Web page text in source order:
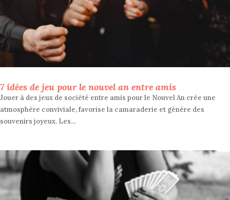
7 idées de jeu pour le nouvel an entre amis
Jouer à des jeux de société entre amis pour le Nouvel An crée une
atmosphère conviviale, favorise la camaraderie et génère des
souvenirs joyeux. Les...